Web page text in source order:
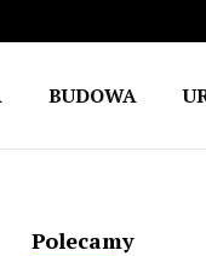
BUDOWA
Polecamy